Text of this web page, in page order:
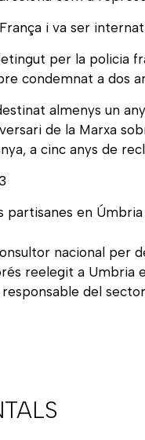
i va ser
per la policia
condemnat a dos
almenys un
de la Marxa
a cinc anys de
partisanes en Úmbria
nacional per
reelegit a
del